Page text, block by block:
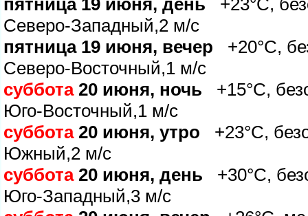
пятница 19 июня, день +23°C,
Северо-Западный,2 м/с
пятница 19 июня, вечер +20°C,
Северо-Восточный,1 м/с
суббота20 июня, ночь +15°C,
Юго-Восточный,1 м/с
суббота20 июня, утро +23°C,
Южный,2 м/с
суббота20 июня, день +30°C,
Юго-Западный,3 м/с